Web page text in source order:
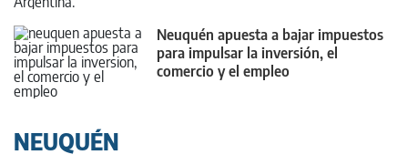
Neuquén apuesta a bajar impuestos
para impulsar la inversión, el
comercio y el empleo
NEUQUÉN